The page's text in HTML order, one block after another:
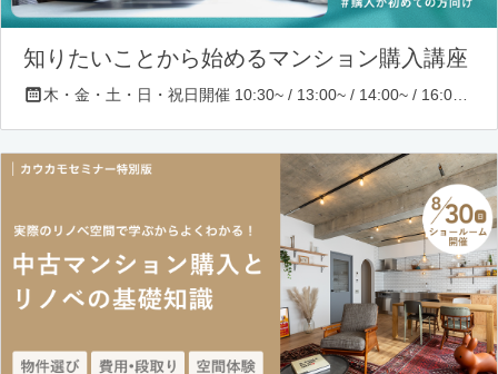
知りたいことから始めるマンション購入講座